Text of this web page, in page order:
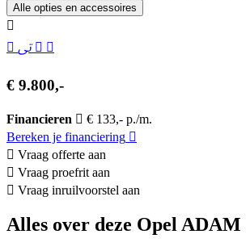
Alle opties en accessoires
€ 9.800,-
Financieren
€ 133,- p./m.
Bereken je financiering
Vraag offerte aan
Vraag proefrit aan
Vraag inruilvoorstel aan
Alles over deze Opel ADAM